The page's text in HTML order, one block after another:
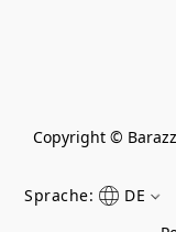
Copyright ©
Sprache:
DE